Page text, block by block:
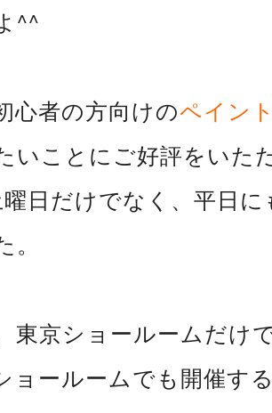
^^
心者の方向けのペイン
いことにご好評をいた
日だけでなく、平日
東京ショールームだけ
ョールームでも開催す